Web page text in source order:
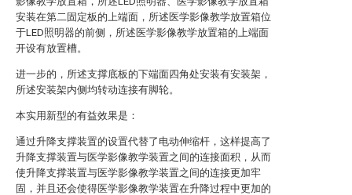
安装在第二固定板的上端面，所述医学影像教学放置箱位
于LED照明器的前侧，所述医学影像教学放置箱的上端面
开设有放置槽。
进一步的，所述支撑底板的下端面四角处安装有安装架，
所述安装架内侧均转动连接有脚轮。
本实用新型的有益效果是：
通过升降支撑装置的设置代替了电动伸缩杆，这样提高了
升降支撑装置与医学影像教学装置之间的连接面积，从而
使升降支撑装置与医学影像教学装置之间的连接更加牢
固，并且还会使得医学影像教学装置在升降过程中更加的